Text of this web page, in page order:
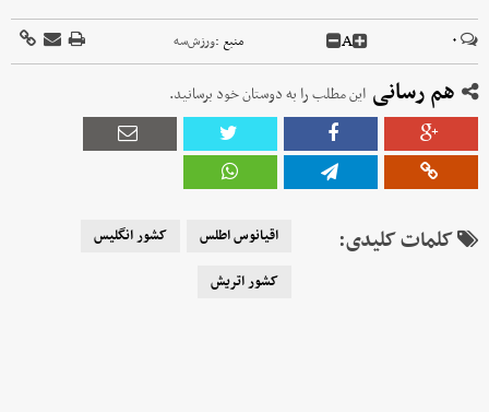
۰ A منبع :ورزش‌سه
هم رسانی این مطلب را به دوستان خود برسانید.
کلمات کلیدی: اقیانوس اطلس
کشور انگلیس
کشور اتریش